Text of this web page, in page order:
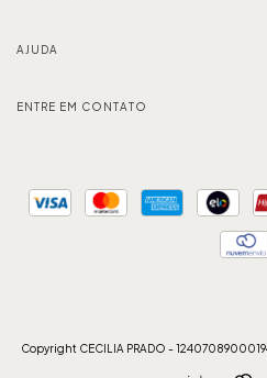
AJUDA
ENTRE EM CONTATO
Copyright CECILIA PRADO -